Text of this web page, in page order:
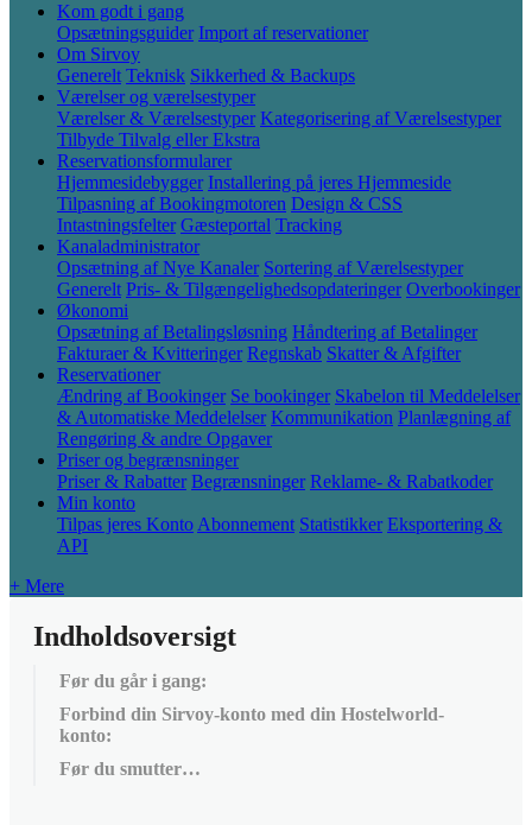
Kom godt i gang
Opsætningsguider Import af reservationer
Om Sirvoy
Generelt Teknisk Sikkerhed & Backups
Værelser og værelsestyper
Værelser & Værelsestyper Kategorisering af Værelsestyper
Tilbyde Tilvalg eller Ekstra
Reservationsformularer
Hjemmesidebygger Installering på jeres Hjemmeside
Tilpasning af Bookingmotoren Design & CSS
Intastningsfelter Gæsteportal Tracking
Kanaladministrator
Opsætning af Nye Kanaler Sortering af Værelsestyper
Generelt Pris- & Tilgængelighedsopdateringer Overbookinger
Økonomi
Opsætning af Betalingsløsning Håndtering af Betalinger
Fakturaer & Kvitteringer Regnskab Skatter & Afgifter
Reservationer
Ændring af Bookinger Se bookinger Skabelon til Meddelelser
& Automatiske Meddelelser Kommunikation Planlægning af
Rengøring & andre Opgaver
Priser og begrænsninger
Priser & Rabatter Begrænsninger Reklame- & Rabatkoder
Min konto
Tilpas jeres Konto Abonnement Statistikker Eksportering &
API
+ Mere
Indholdsoversigt
Før du går i gang:
Forbind din Sirvoy-konto med din Hostelworld-
konto:
Før du smutter…